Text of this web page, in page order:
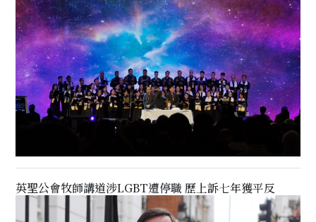
英聖公會牧師講道涉LGBT遭停職 歷上訴七年獲平反